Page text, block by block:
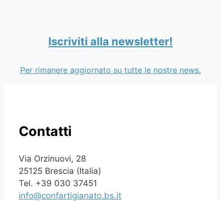
Iscriviti alla newsletter!
Per rimanere aggiornato su tutte le nostre news.
Contatti
Via Orzinuovi, 28
25125 Brescia (Italia)
Tel. +39 030 37451
info@confartigianato.bs.it